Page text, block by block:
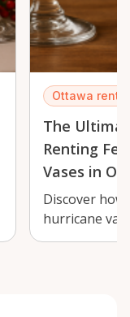
Ottawa
The
Renting
Vases in
Discover
hurricane
transform